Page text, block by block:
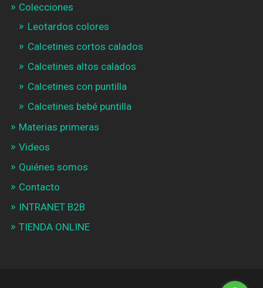
Colecciones
Leotardos colores
Calcetines cortos calados
Calcetines altos calados
Calcetines con puntilla
Calcetines bebé puntilla
Materias primeras
Videos
Quiénes somos
Contacto
INTRANET B2B
TIENDA ONLINE